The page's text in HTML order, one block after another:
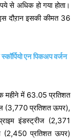
से अधिक हो गया होता।
दौऱान इसकी कीमत 36
एन पिकअप वर्जन
महीने में 63.05 प्रतिशत
(3,770 प्रतिशत ऊपर),
इंडस्ट्रीज (2,371
प्रतिशत ऊपर)